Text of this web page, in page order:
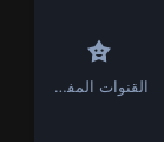
القنوات المفضلة